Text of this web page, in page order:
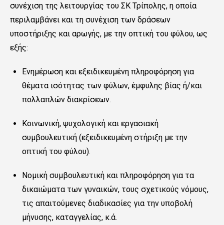
συνέχιση της λειτουργίας του ΣΚ Τρίπολης, η οποία
περιλαμβάνει και τη συνέχιση των δράσεων
υποστήριξης και αρωγής, με την οπτική του φύλου, ως
εξής:
Ενημέρωση και εξειδικευμένη πληροφόρηση για
θέματα ισότητας των φύλων, έμφυλης βίας ή/και
πολλαπλών διακρίσεων.
Κοινωνική, ψυχολογική και εργασιακή
συμβουλευτική (εξειδικευμένη στήριξη με την
οπτική του φύλου).
Νομική συμβουλευτική και πληροφόρηση για τα
δικαιώματα των γυναικών, τους σχετικούς νόμους,
τις απαιτούμενες διαδικασίες για την υποβολή
μήνυσης, καταγγελίας, κ.ά.